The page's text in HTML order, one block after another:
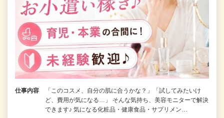
仕事内容
「このコスメ、自分の肌に合うかな？」「試してみたいけ
ど、費用が気になる…」 そんな気持ち、美容モニターで解決
できます♪ 気になる化粧品・健康食品・サプリメン…